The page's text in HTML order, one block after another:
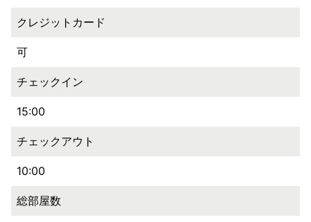
クレジットカード
可
チェックイン
15:00
チェックアウト
10:00
総部屋数